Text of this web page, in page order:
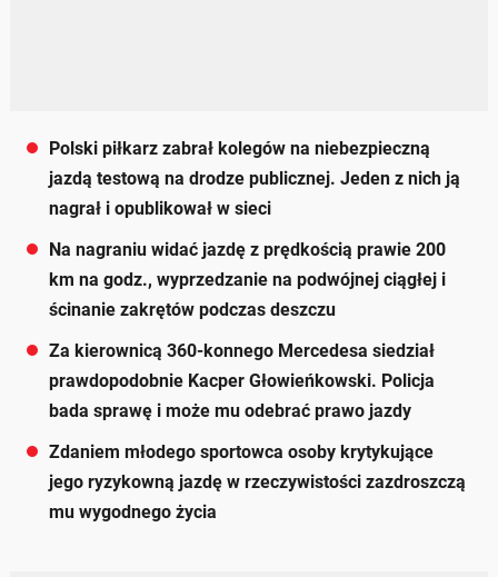
Polski piłkarz zabrał kolegów na niebezpieczną
jazdą testową na drodze publicznej. Jeden z nich ją
nagrał i opublikował w sieci
Na nagraniu widać jazdę z prędkością prawie 200
km na godz., wyprzedzanie na podwójnej ciągłej i
ścinanie zakrętów podczas deszczu
Za kierownicą 360-konnego Mercedesa siedział
prawdopodobnie Kacper Głowieńkowski. Policja
bada sprawę i może mu odebrać prawo jazdy
Zdaniem młodego sportowca osoby krytykujące
jego ryzykowną jazdę w rzeczywistości zazdroszczą
mu wygodnego życia